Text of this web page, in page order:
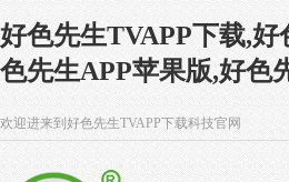
好色先生TVAPP下载,
色先生APP苹果版,好色
欢迎进来到好色先生TVAPP下载科技官网